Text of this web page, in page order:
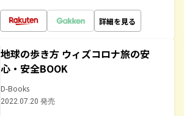
詳細を見る
地球の歩き方 ウィズコロナ旅の安
心・安全BOOK
D-Books
2022.07.20 発売